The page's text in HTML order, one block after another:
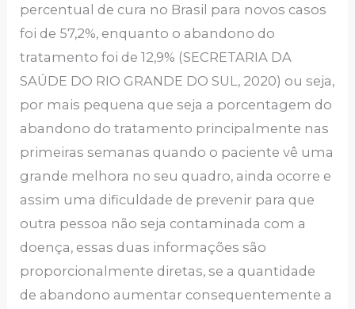
percentual de cura no Brasil para novos casos
foi de 57,2%, enquanto o abandono do
tratamento foi de 12,9% (SECRETARIA DA
SAÚDE DO RIO GRANDE DO SUL, 2020) ou seja,
por mais pequena que seja a porcentagem do
abandono do tratamento principalmente nas
primeiras semanas quando o paciente vê uma
grande melhora no seu quadro, ainda ocorre e
assim uma dificuldade de prevenir para que
outra pessoa não seja contaminada com a
doença, essas duas informações são
proporcionalmente diretas, se a quantidade
de abandono aumentar consequentemente a